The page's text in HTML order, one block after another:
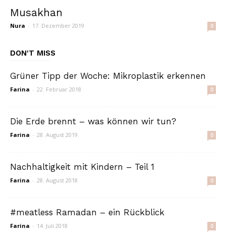
Musakhan
Nura - 17. Dezember 2019 0
DON'T MISS
Grüner Tipp der Woche: Mikroplastik erkennen
Farina - 22. Februar 2018 0
Die Erde brennt – was können wir tun?
Farina - 28. August 2019 0
Nachhaltigkeit mit Kindern – Teil 1
Farina - 28. August 2018 0
#meatless Ramadan – ein Rückblick
Farina - 14. Juli 2018 0